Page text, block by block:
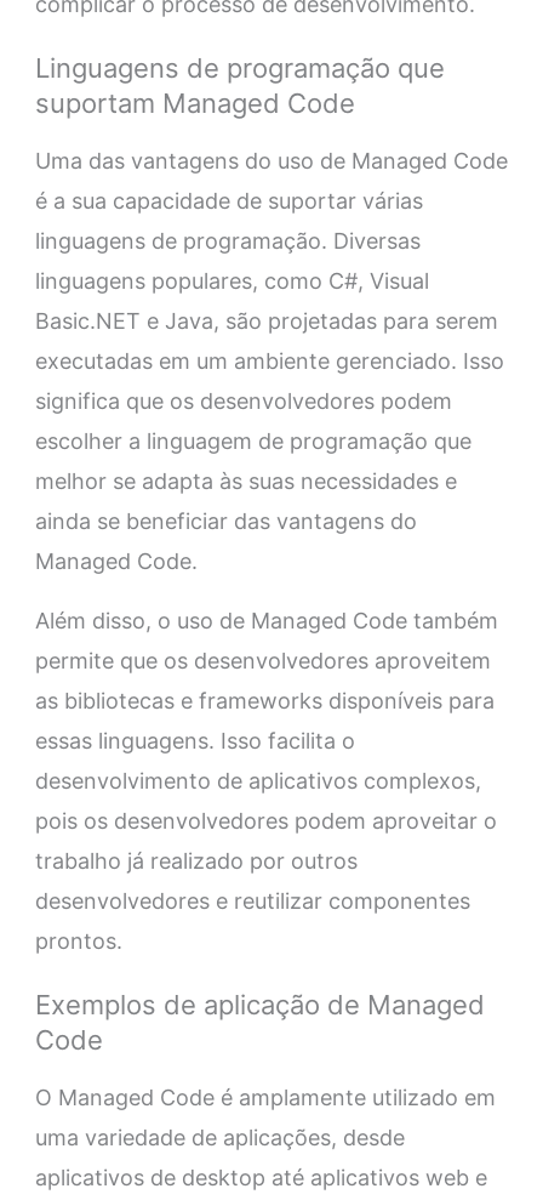
Linguagens de programação que
suportam Managed Code
Uma das vantagens do uso de Managed Code
é a sua capacidade de suportar várias
linguagens de programação. Diversas
linguagens populares, como C#, Visual
Basic.NET e Java, são projetadas para serem
executadas em um ambiente gerenciado. Isso
significa que os desenvolvedores podem
escolher a linguagem de programação que
melhor se adapta às suas necessidades e
ainda se beneficiar das vantagens do
Managed Code.
Além disso, o uso de Managed Code também
permite que os desenvolvedores aproveitem
as bibliotecas e frameworks disponíveis para
essas linguagens. Isso facilita o
desenvolvimento de aplicativos complexos,
pois os desenvolvedores podem aproveitar o
trabalho já realizado por outros
desenvolvedores e reutilizar componentes
prontos.
Exemplos de aplicação de Managed
Code
O Managed Code é amplamente utilizado em
uma variedade de aplicações, desde
aplicativos de desktop até aplicativos web e